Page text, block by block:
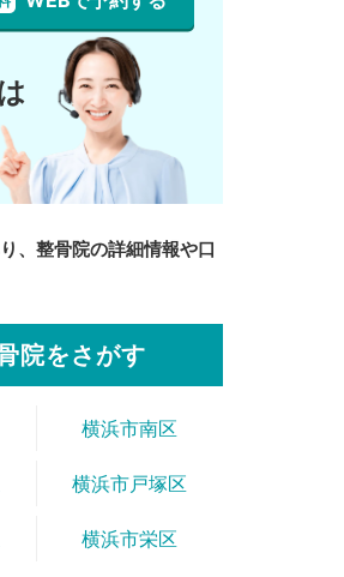
、整骨院の詳細情報や口
院をさがす
横浜市南区
横浜市戸塚区
横浜市栄区